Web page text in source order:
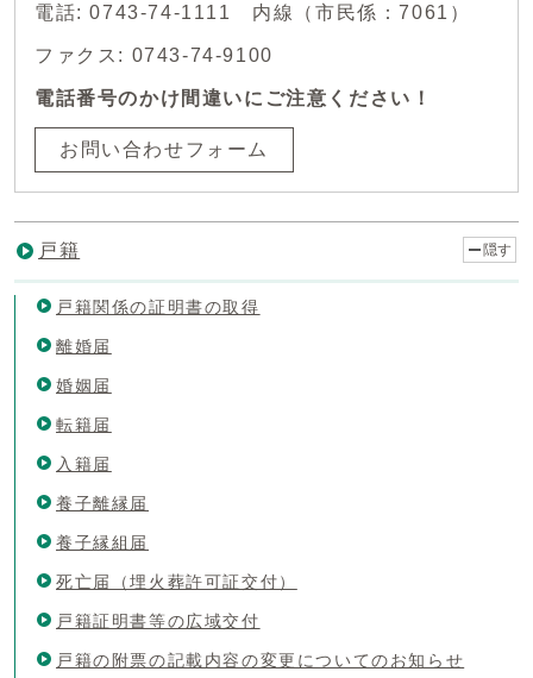
電話: 0743-74-1111 内線（市民係：7061）
ファクス: 0743-74-9100
電話番号のかけ間違いにご注意ください！
お問い合わせフォーム
戸籍 隠す
戸籍関係の証明書の取得
離婚届
婚姻届
転籍届
入籍届
養子離縁届
養子縁組届
死亡届（埋火葬許可証交付）
戸籍証明書等の広域交付
戸籍の附票の記載内容の変更についてのお知らせ